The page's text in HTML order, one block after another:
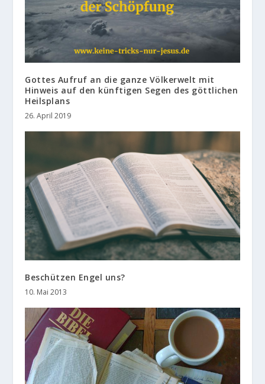
Gottes Aufruf an die ganze Völkerwelt mit
Hinweis auf den künftigen Segen des göttlichen
Heilsplans
26. April 2019
Beschützen Engel uns?
10. Mai 2013